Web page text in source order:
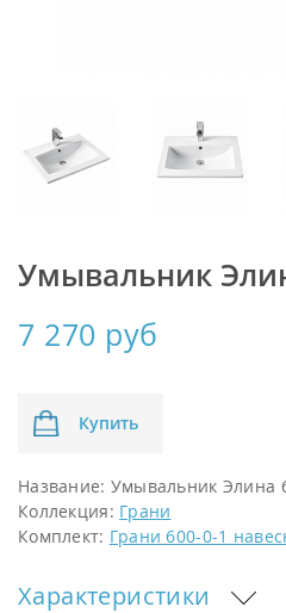
Умывальник
7 270 руб
Купить
Название: Умывальник Элина
Коллекция: Грани
Комплект: Грани 600-0-1
Характеристики